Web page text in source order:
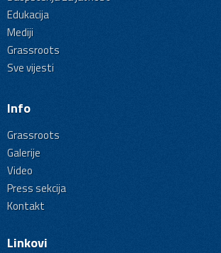
Edukacija
Mediji
Grassroots
Sve vijesti
Info
Grassroots
Galerije
Video
Press sekcija
Kontakt
Linkovi